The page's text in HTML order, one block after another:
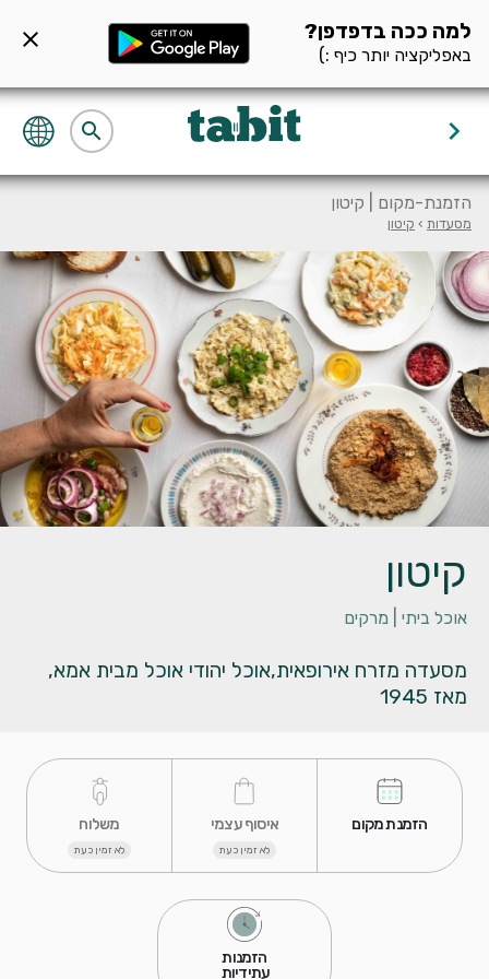
למה ככה בדפדפן?
באפליקציה יותר כיף :)
close
keyboard_arrow_right
search
הזמנת-מקום | קיטון
מסעדות › קיטון
קיטון
אוכל ביתי | מרקים
מסעדה מזרח אירופאית,אוכל יהודי אוכל מבית אמא,
מאז 1945
לא זמין כעת לא זמין כעת
הזמנות
עתידיות